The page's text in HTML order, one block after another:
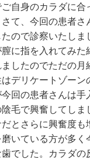
自身のカラダに合
て、今回の患者さ
ので診察いたしま
に指を入れてみた
したのでただの月
デリケートゾーン
回の患者さんは手
毛で興奮してしま
とさらに興奮度も
いている方が多く
でした。カラダの